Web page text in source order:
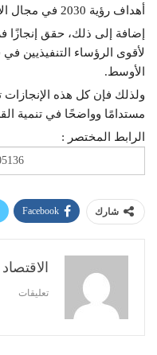
أهداف رؤية 2030 في مجال الإسكان.
إضافة إلى ذلك، حقق
لأقوى الرؤساء التنفيذيين
الأوسط.
ولذلك فإن كل هذه الإنجازات
مستدامًا وواضحًا في تنمية
الرابط المختصر :
شارك Facebook
تعليقات